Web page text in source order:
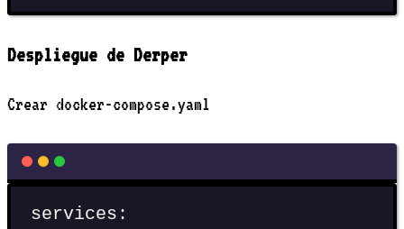
Despliegue de Derper
Crear docker-compose.yaml
services :